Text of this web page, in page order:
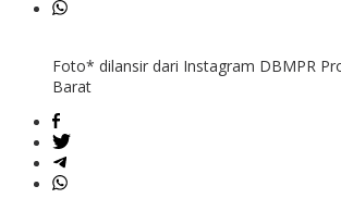
Foto* dilansir dari Instagram DBMPR
Barat